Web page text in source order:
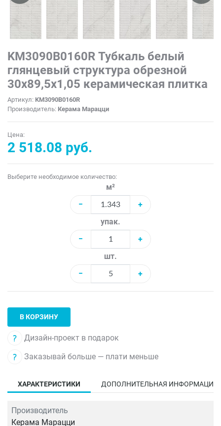
KM3090B0160R Тубкаль белый
глянцевый структура обрезной
30x89,5x1,05 керамическая плитка
Артикул: KM3090B0160R
Производитель: Керама Марацци
Цена:
2 518.08 руб.
Выберите необходимое количество:
м²
−
+
упак.
−
+
шт.
−
+
В КОРЗИНУ
Дизайн-проект в подарок
Заказывай больше — плати меньше
ХАРАКТЕРИСТИКИ ДОПОЛНИТЕЛЬНАЯ ИНФОРМАЦИЯ
Производитель
Керама Марацци